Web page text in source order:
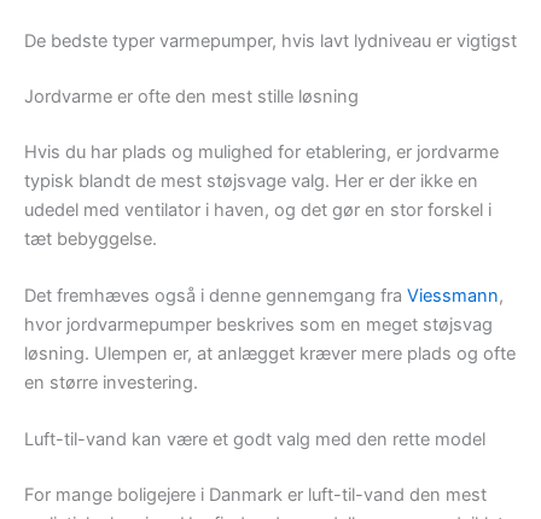
De bedste typer varmepumper, hvis lavt lydniveau er vigtigst
Jordvarme er ofte den mest stille løsning
Hvis du har plads og mulighed for etablering, er jordvarme
typisk blandt de mest støjsvage valg. Her er der ikke en
udedel med ventilator i haven, og det gør en stor forskel i
tæt bebyggelse.
Det fremhæves også i denne gennemgang fra Viessmann,
hvor jordvarmepumper beskrives som en meget støjsvag
løsning. Ulempen er, at anlægget kræver mere plads og ofte
en større investering.
Luft-til-vand kan være et godt valg med den rette model
For mange boligejere i Danmark er luft-til-vand den mest